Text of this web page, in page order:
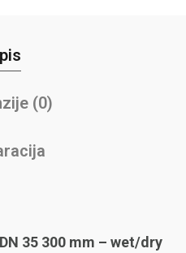
(0)
35 300 mm – wet/dry